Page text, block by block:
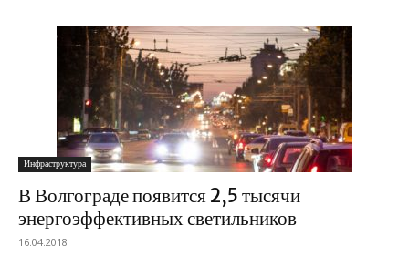
Инфраструктура
В Волгограде появится 2,5 тысячи
энергоэффективных светильников
16.04.2018